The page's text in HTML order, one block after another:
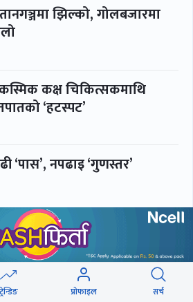
झिल्को, गोलबजारमा
कक्ष चिकित्सकमाथि
‘हटस्पट’
‘पास’, नपढाइ ‘गुणस्तर’
ट्रेन्डिङ प्रोफाइल सर्च
बिजनेस